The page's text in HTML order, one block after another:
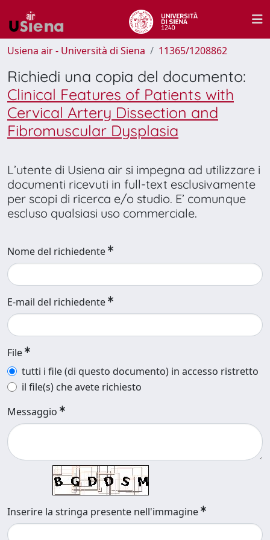
Usiena air - Università di Siena 11365/1208862
Richiedi una copia del documento:
Clinical Features of Patients with
Cervical Artery Dissection and
Fibromuscular Dysplasia
L’utente di Usiena air si impegna ad utilizzare i
documenti ricevuti in full-text esclusivamente
per scopi di ricerca e/o studio. E’ comunque
escluso qualsiasi uso commerciale.
Nome del richiedente
E-mail del richiedente
File
tutti i file (di questo documento) in accesso ristretto
il file(s) che avete richiesto
Messaggio
Inserire la stringa presente nell'immagine